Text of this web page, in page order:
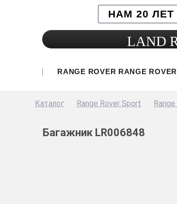
НАМ 20 ЛЕТ
LAND
RANGE ROVER RANGE
Каталог Range Rover Sport
Багажник LR006848